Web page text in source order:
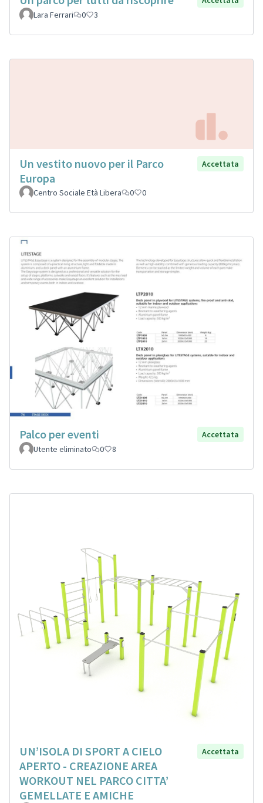
Lara Ferrari
0 3
Un vestito nuovo per il Parco
Europa
Accettata
Centro Sociale Età Libera 0 0
Palco per eventi
Accettata
Utente eliminato
0 8
UN’ISOLA DI SPORT A CIELO
APERTO - CREAZIONE AREA
WORKOUT NEL PARCO CITTA’
GEMELLATE E AMICHE
Accettata